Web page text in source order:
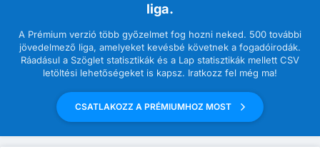
liga.
A Prémium verzió több győzelmet fog hozni neked. 500 további
jövedelmező liga, amelyeket kevésbé követnek a fogadóirodák.
Ráadásul a Szöglet statisztikák és a Lap statisztikák mellett CSV
letöltési lehetőségeket is kapsz. Iratkozz fel még ma!
CSATLAKOZZ A PRÉMIUMHOZ MOST